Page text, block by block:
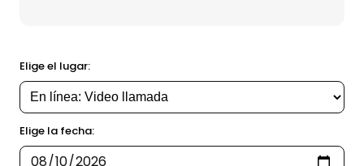
Elige el lugar:
Elige la fecha: